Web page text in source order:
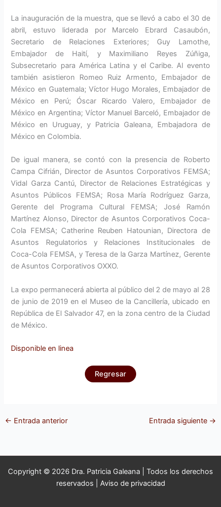
La inauguración de la muestra, que se llevó a cabo el 30 de
abril, estuvo liderada por Marcelo Ebrard Casaubón,
Secretario de Relaciones Exteriores; Guy Lamothe,
Embajador de Haití, y Maximiliano Reyes Zúñiga,
Subsecretario para América Latina y el Caribe. Al evento
también asistieron Romeo Ruiz Armento, Embajador de
México en Guatemala; Víctor Hugo Morales, Embajador de
México en Perú; Óscar Ricardo Valero, Embajador de
México en Argentina; Víctor Manuel Barceló, Embajador de
México en Uruguay, y Patricia Galeana, Embajadora de
México en Colombia.
De igual manera, se contó con la presencia de Roberto
Campa Cifrián, Director de Asuntos Corporativos FEMSA;
Vidal Garza Cantú, Director de Relaciones Estratégicas y
Asuntos Públicos FEMSA; Rosa María Rodríguez Garza,
Gerente del Programa Cultural FEMSA; José Ramón
Martínez Alonso, Director de Asuntos Corporativos Coca-
Cola FEMSA; Catherine Reuben Hatounian, Directora de
Asuntos Regulatorios y Relaciones Institucionales de
Coca-Cola FEMSA, y Teresa de la Garza Martínez, Gerente
de Asuntos Corporativos OXXO.
La expo permanecerá abierta al público del 2 de mayo al 28
de junio de 2019 en el Museo de la Cancillería, ubicado en
República de El Salvador 47, en la zona centro de la Ciudad
de México.
Disponible en linea
Regresar
← Entrada anterior Entrada siguiente →
Copyright © 2026 Dra. Patricia Galeana | Todos los derechos
reservados | Aviso de privacidad